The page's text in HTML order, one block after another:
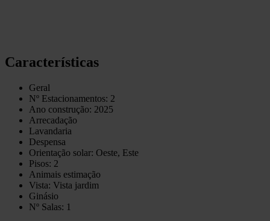
Características
Geral
Nº Estacionamentos: 2
Ano construção: 2025
Arrecadação
Lavandaria
Despensa
Orientação solar: Oeste, Este
Pisos: 2
Animais estimação
Vista: Vista jardim
Ginásio
Nº Salas: 1